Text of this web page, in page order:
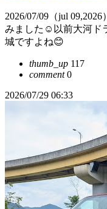
2026/07/09（jul
みました☺️以前大河ド
城ですよね😊
thumb_up 117
comment0
2026/07/29 06:33